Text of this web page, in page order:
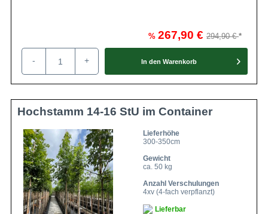
% 267,90 € 294,90 €
- + In den Warenkorb
Hochstamm 14-16 StU im Container
Lieferhöhe
300-350cm
Gewicht
ca. 50 kg
Anzahl Verschulungen
4xv (4-fach verpflanzt)
Lieferbar